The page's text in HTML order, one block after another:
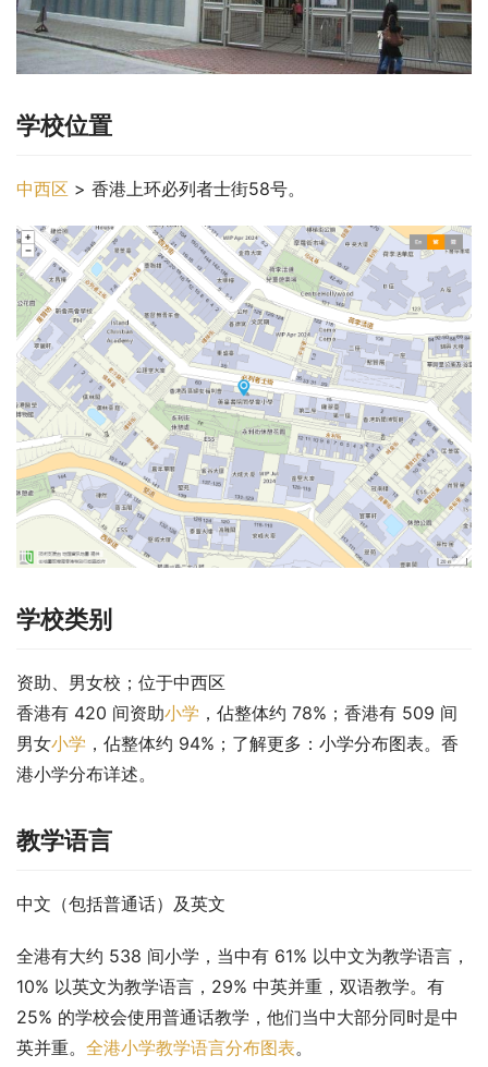
学校位置
中西区 > 香港上环必列者士街58号。
学校类别
资助、男女校；位于中西区
香港有 420 间资助小学 ，佔整体约 78%；香港有 509 间
男女小学 ，佔整体约 94%；了解更多：小学分布图表。香
港小学分布详述。
教学语言
中文（包括普通话）及英文
全港有大约 538 间小学，当中有 61% 以中文为教学语言，
10% 以英文为教学语言，29% 中英并重，双语教学。有
25% 的学校会使用普通话教学，他们当中大部分同时是中
英并重。 全港小学教学语言分布图表。